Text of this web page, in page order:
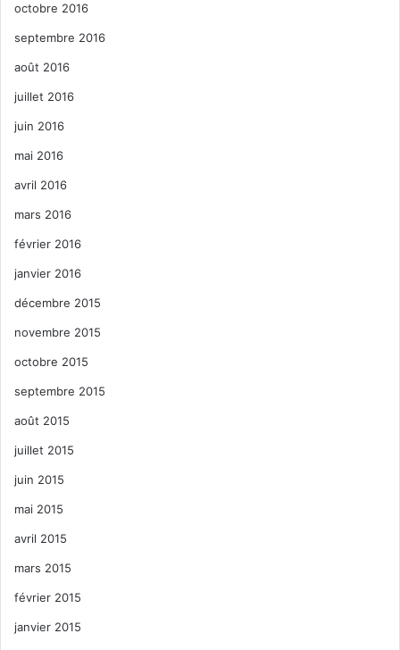
octobre 2016
septembre 2016
août 2016
juillet 2016
juin 2016
mai 2016
avril 2016
mars 2016
février 2016
janvier 2016
décembre 2015
novembre 2015
octobre 2015
septembre 2015
août 2015
juillet 2015
juin 2015
mai 2015
avril 2015
mars 2015
février 2015
janvier 2015